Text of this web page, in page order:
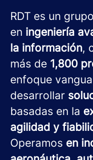
RDT es un
en ingeniería
la información,
más de 1,800
enfoque
desarrollar
basadas en la
agilidad y
Operamos en